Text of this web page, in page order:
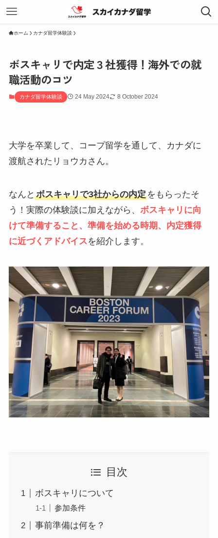
ホーム カナダ留学体験談
ボスキャリで内定３社獲得！海外での就
職活動のコツ
カナダ留学体験談 24 May 2024 8 October 2024
大学を卒業して、コープ留学を通して、カナダに
渡航されたリョウカさん。
なんと ボスキャリで3社からの内定をもらったそ
う！実際の体験談に加えながら、 ボスキャリに向
けて準備すること、準備を始める時期、内定獲得
に近づくアドバイス を紹介します。
目次
ボスキャリについて
参加条件
事前準備は何を？